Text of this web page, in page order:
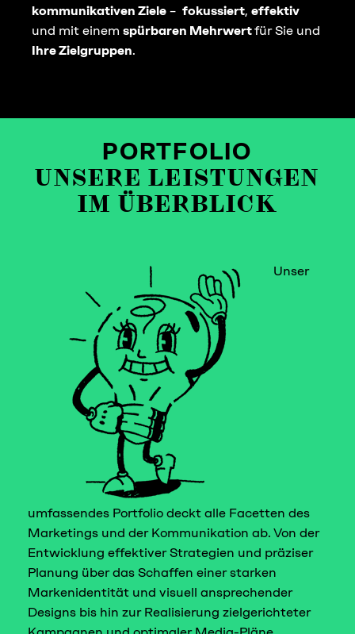
kommunikativen Ziele –fokussiert,effektiv
und mit einemspürbaren Mehrwertfür Sie und
Ihre Zielgruppen.
PORTFOLIO
UNSERE LEISTUNGEN
IM ÜBERBLICK
Unser
umfassendes Portfolio deckt alle Facetten des
Marketings und der Kommunikation ab. Von der
Entwicklung effektiver Strategien und präziser
Planung über das Schaffen einer starken
Markenidentität und visuell ansprechender
Designs bis hin zur Realisierung zielgerichteter